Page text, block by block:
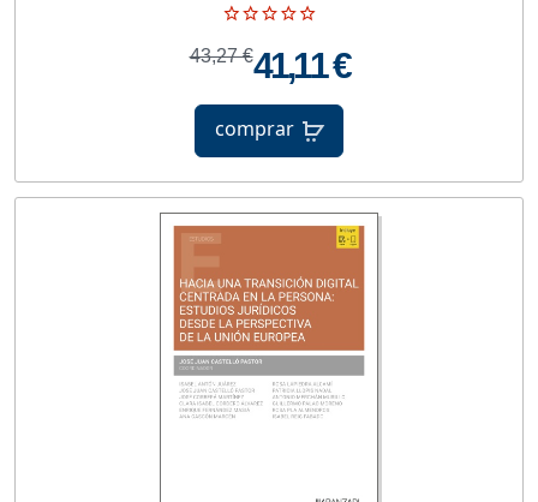
43,27 €41,11 €
comprar